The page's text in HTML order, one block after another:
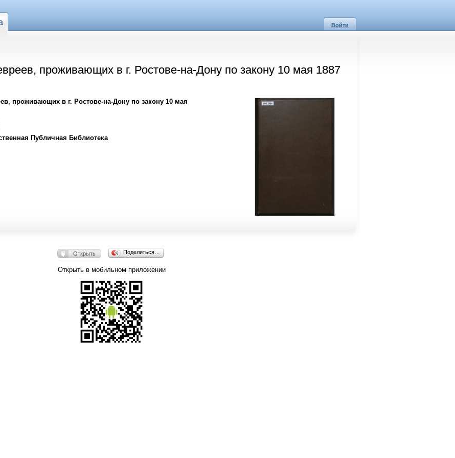
Войти
проживающих в г. Ростове-на-Дону по закону 10 мая 1887
проживающих в г. Ростове-на-Дону по закону 10 мая
Публичная Библиотека
Открыть Поделиться…
Открыть в мобильном приложении